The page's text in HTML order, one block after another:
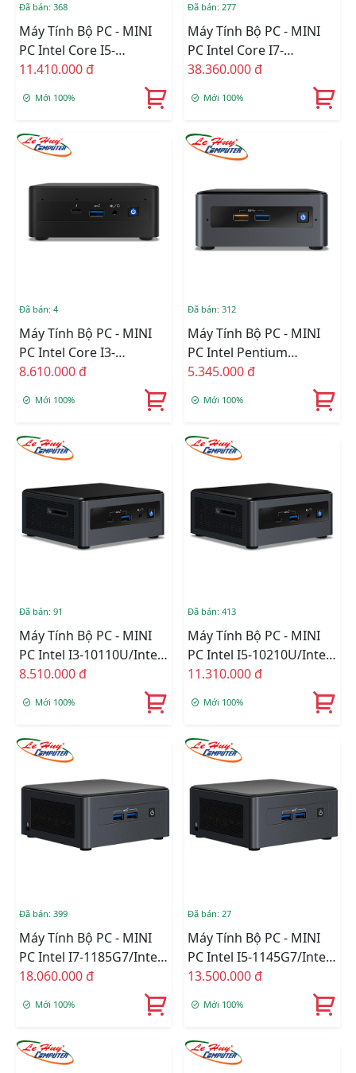
Đã bán: 368
Máy Tính Bộ PC - MINI
PC Intel Core I5-
1135G7/Intel Iris Xe
Graphics/Ram Option/Ổ
Cứng Option/Dos
11.410.000 đ
Mới 100%
Đã bán: 277
Máy Tính Bộ PC - MINI
PC Intel Core I7-
12700H/Intel Arc A770M
Graphics/Ram Option/Ổ
Cứng Option/Dos
38.360.000 đ
Mới 100%
Đã bán: 4
Máy Tính Bộ PC - MINI
PC Intel Core I3-
1115G4/Intel UHD
Graphics/Ram Option/Ổ
Cứng Option/Dos
8.610.000 đ
Mới 100%
Đã bán: 312
Máy Tính Bộ PC - MINI
PC Intel Pentium
J5040/Intel UHD 605/Wifi
Option/Ổ Cứng Option
5.345.000 đ
Mới 100%
Đã bán: 91
Máy Tính Bộ PC - MINI
PC Intel I3-10110U/Intel
UHD Graphics/Wifi 6 +
Bluetooth/Ram Option/
Ổ Cứng Option
8.510.000 đ
Mới 100%
Đã bán: 413
Máy Tính Bộ PC - MINI
PC Intel I5-10210U/Intel
UHD Graphics/Wifi 6 +
Bluetooth/Ram Option/
Ổ Cứng Option
11.310.000 đ
Mới 100%
Đã bán: 399
Máy Tính Bộ PC - MINI
PC Intel I7-1185G7/Intel
Iris Xe Graphics/Wifi 6 +
Bluetooth/Ram Option/
Ổ Cứng Option
18.060.000 đ
Mới 100%
Đã bán: 27
Máy Tính Bộ PC - MINI
PC Intel I5-1145G7/Intel
Iris Xe Graphics/Wifi 6 +
Bluetooth/Ram Option/
Ổ Cứng Option
13.500.000 đ
Mới 100%